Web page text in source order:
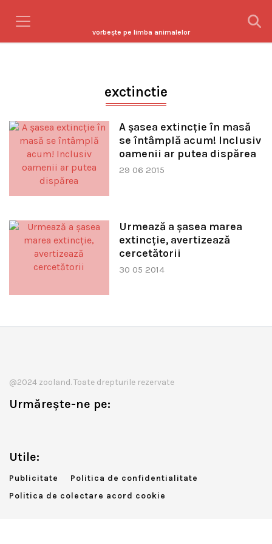
vorbeşte pe limba animalelor
exctinctie
A şasea extincţie în masă
se întâmplă acum! Inclusiv
oamenii ar putea dispărea
29 06 2015
Urmează a şasea marea
extincţie, avertizează
cercetătorii
30 05 2014
@2024 zooland. Toate drepturile rezervate
Urmărește-ne pe:
Utile:
Publicitate
Politica de confidentialitate
Politica de colectare acord cookie